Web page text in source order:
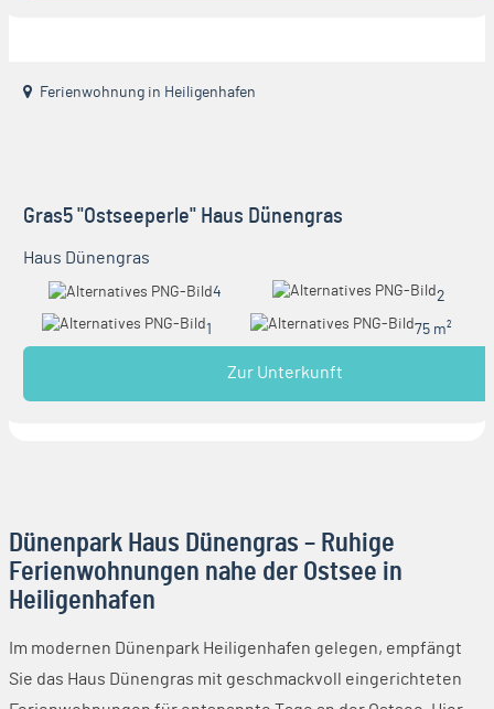
Ferienwohnung in Heiligenhafen
Gras5 "Ostseeperle" Haus Dünengras
Haus Dünengras
4 2
1 75 m²
Zur Unterkunft
Dünenpark Haus Dünengras – Ruhige
Ferienwohnungen nahe der Ostsee in
Heiligenhafen
Im modernen Dünenpark Heiligenhafen gelegen, empfängt
Sie das Haus Dünengras mit geschmackvoll eingerichteten